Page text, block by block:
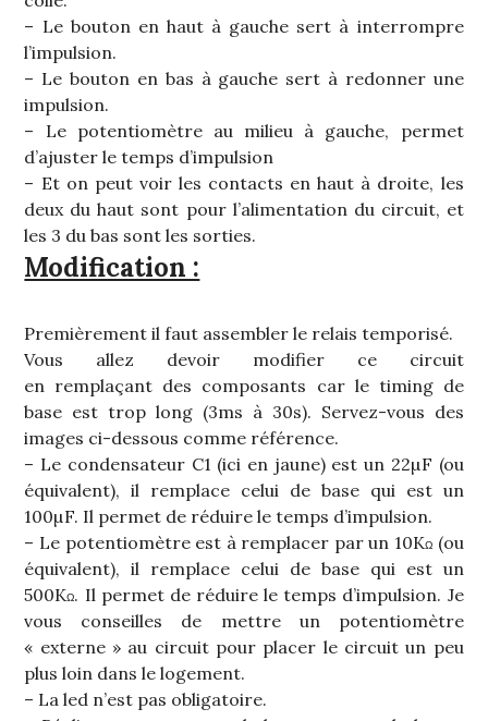
– Le bouton en haut à gauche sert à interrompre
l’impulsion.
– Le bouton en bas à gauche sert à redonner une
impulsion.
– Le potentiomètre au milieu à gauche, permet
d’ajuster le temps d’impulsion
– Et on peut voir les contacts en haut à droite, les
deux du haut sont pour l’alimentation du circuit, et
les 3 du bas sont les sorties.
Modification :
Premièrement il faut assembler le relais temporisé.
Vous allez devoir modifier ce circuit
en remplaçant des composants car le timing de
base est trop long (3ms à 30s). Servez-vous des
images ci-dessous comme référence.
– Le condensateur C1 (ici en jaune) est un 22µF (ou
équivalent), il remplace celui de base qui est un
100µF. Il permet de réduire le temps d’impulsion.
– Le potentiomètre est à remplacer par un 10KΩ (ou
équivalent), il remplace celui de base qui est un
500KΩ. Il permet de réduire le temps d’impulsion. Je
vous conseilles de mettre un potentiomètre
« externe » au circuit pour placer le circuit un peu
plus loin dans le logement.
– La led n’est pas obligatoire.